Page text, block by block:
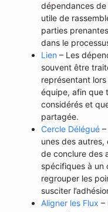
dépendances
utile de
parties
dans le
Lien – Les
souvent être
représentant
équipe, afin que
considérés et
partagée.
Cercle Délégué
unes des
de conclure des
spécifiques à un
regrouper les
susciter
Aligner les Flux –